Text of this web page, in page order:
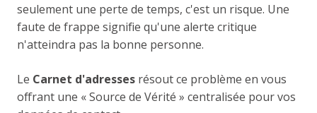
seulement une perte de temps, c'est un risque. Une
faute de frappe signifie qu'une alerte critique
n'atteindra pas la bonne personne.
Le Carnet d'adresses résout ce problème en vous
offrant une « Source de Vérité » centralisée pour vos